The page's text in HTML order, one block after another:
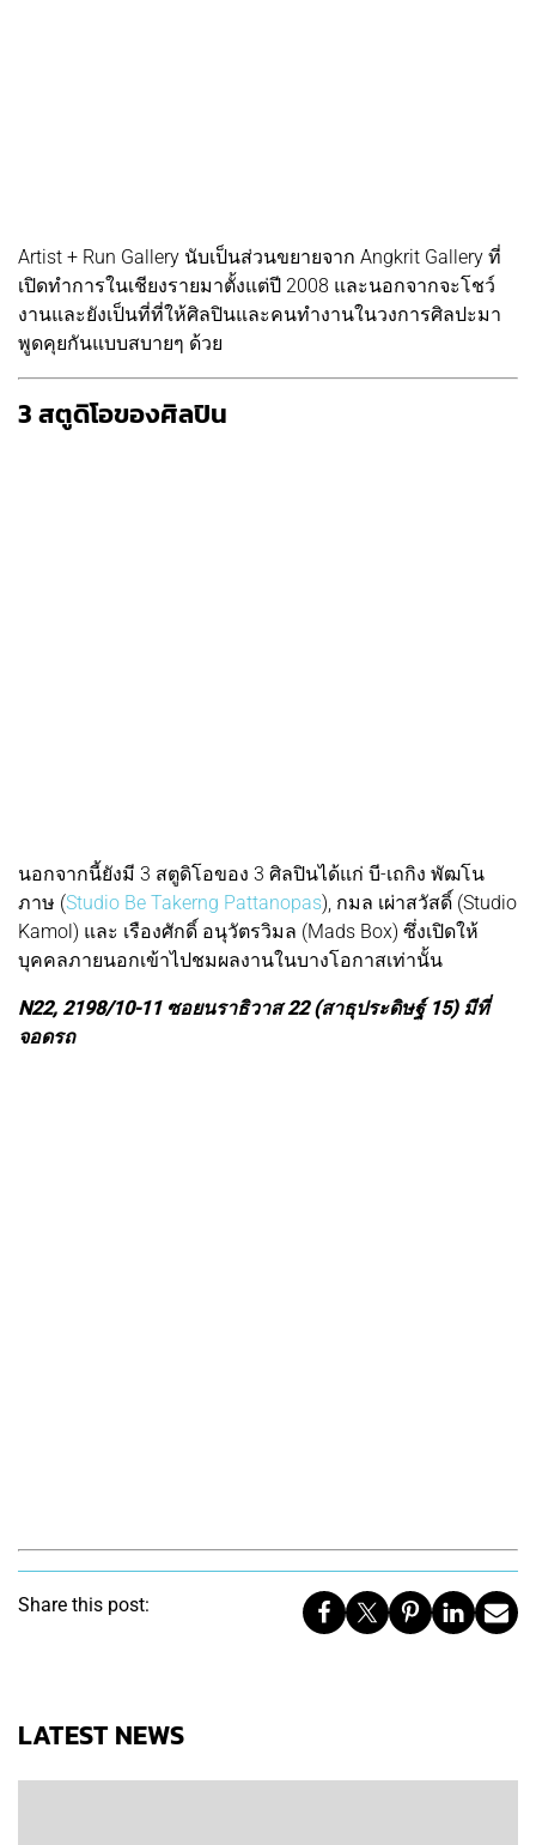
Artist + Run Gallery นับเป็นส่วนขยายจาก Angkrit Gallery ที่
เปิดทำการในเชียงรายมาตั้งแต่ปี 2008 และนอกจากจะโชว์
งานและยังเป็นที่ที่ให้ศิลปินและคนทำงานในวงการศิลปะมา
พูดคุยกันแบบสบายๆ ด้วย
3 สตูดิโอของศิลปิน
นอกจากนี้ยังมี 3 สตูดิโอของ 3 ศิลปินได้แก่ บี-เถกิง พัฒโน
ภาษ (Studio Be Takerng Pattanopas), กมล เผ่าสวัสดิ์ (Studio
Kamol) และ เรืองศักดิ์ อนุวัตรวิมล (Mads Box) ซึ่งเปิดให้
บุคคลภายนอกเข้าไปชมผลงานในบางโอกาสเท่านั้น
N22, 2198/10-11 ซอยนราธิวาส 22 (สาธุประดิษฐ์ 15) มีที่
จอดรถ
Share this post:
LATEST NEWS